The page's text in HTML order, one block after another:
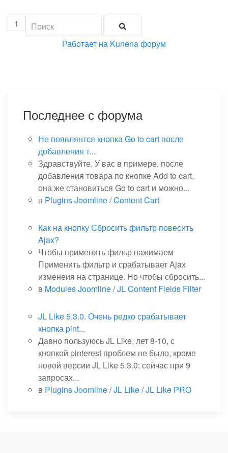
1
Работает на Kunena форум
Последнее с форума
Не появлянтся кнопка Go to cart после
добавления т...
Здравствуйте. У вас в примере, после
добавления товара по кнопке Add to cart,
она же становиться Go to cart и можно...
в Plugins Joomline/Content Cart
Как на кнопку Сбросить фильтр повесить
Ajax?
Чтобы применить фильр нажимаем
Применить фильтр и срабатывает Ajax
изменеия на странице. Но чтобы сбросить...
в Modules Joomline/JL Content Fields Filter
JL Like 5.3.0. Очень редко срабатывает
кнопка pint...
Давно пользуюсь JL Like, лет 8-10, с
кнопкой pinterest проблем не было, кроме
новой версии JL Like 5.3.0: сейчас при 9
запросах...
в Plugins Joomline/JL Like / JL Like PRO